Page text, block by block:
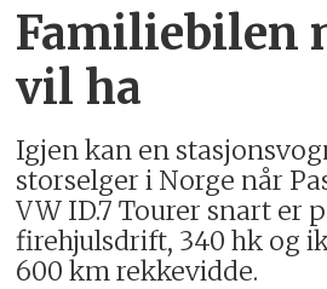
Familiebilen
vil ha
Igjen kan en
storselger i Norge når
VW ID.7 Tourer snart er
firehjulsdrift, 340 hk og
600 km rekkevidde.